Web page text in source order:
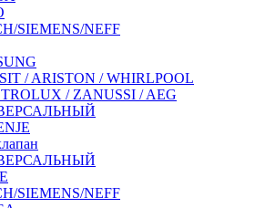
SIEMENS/NEFF
/ ARISTON / WHIRLPOOL
/ ZANUSSI / AEG
SIEMENS/NEFF